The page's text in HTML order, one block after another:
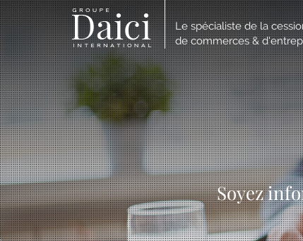
Le spécialiste de la
de commerces &
Soyez